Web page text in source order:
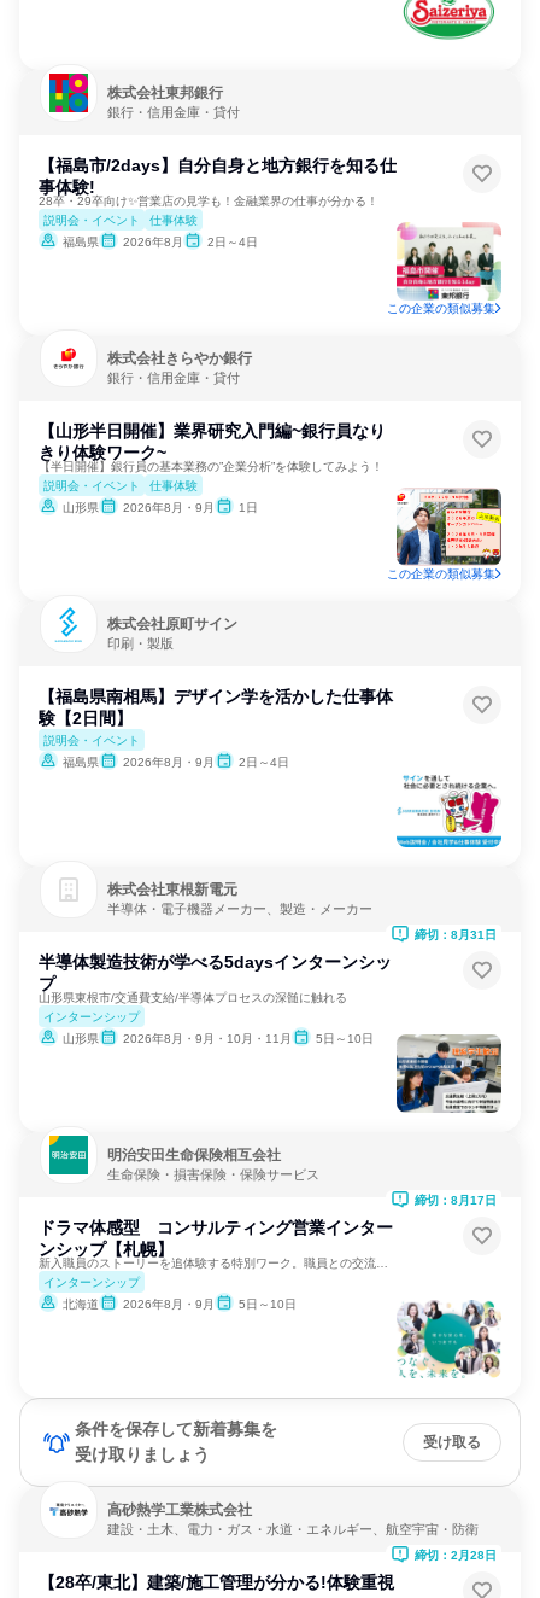
株式会社東邦銀行
銀行・信用金庫・貸付
【福島市/2days】自分自身と地方銀行を知る仕
事体験!
28卒・29卒向け✨営業店の見学も！金融業界の仕事が分かる！
説明会・イベント
仕事体験
福島県
2026年8月 2日～4日
この企業の類似募集
株式会社きらやか銀行
銀行・信用金庫・貸付
【山形半日開催】業界研究入門編~銀行員なり
きり体験ワーク~
【半日開催】銀行員の基本業務の”企業分析”を体験してみよう！
説明会・イベント
仕事体験
山形県
2026年8月・9月 1日
この企業の類似募集
株式会社原町サイン
印刷・製版
【福島県南相馬】デザイン学を活かした仕事体
験【2日間】
説明会・イベント
福島県
2026年8月・9月 2日～4日
株式会社東根新電元
半導体・電子機器メーカー、製造・メーカー
半導体製造技術が学べる5daysインターンシッ
プ
山形県東根市/交通費支給/半導体プロセスの深髄に触れる
インターンシップ
山形県
2026年8月・9月・10月・11月 5日～10日
締切：8月31日
明治安田生命保険相互会社
生命保険・損害保険・保険サービス
ドラマ体感型 コンサルティング営業インター
ンシップ【札幌】
インターンシップ
北海道
2026年8月・9月 5日～10日
締切：8月17日
条件を保存して新着募集を
受け取りましょう
受け取る
高砂熱学工業株式会社
建設・土木、電力・ガス・水道・エネルギー、航空宇宙・防衛
【28卒/東北】建築/施工管理が分かる!体験重視
締切：2月28日